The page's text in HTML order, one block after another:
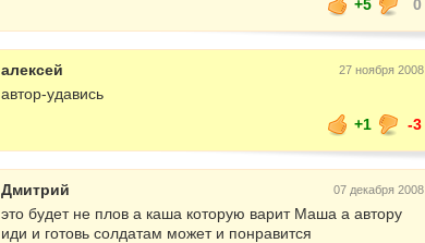
+5
0
алексей 27 ноября 2008
автор-удавись
+1
-3
Дмитрий 07 декабря 2008
это будет не плов а каша которую варит Маша а автору
иди и готовь солдатам может и понравится